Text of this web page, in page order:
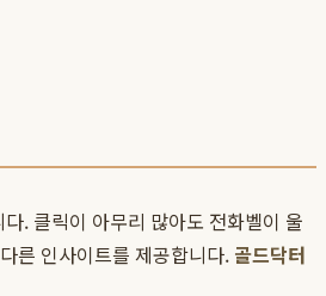
. 클릭이 아무리 많아도 전화벨이 울
른 인사이트를 제공합니다. 골드닥터